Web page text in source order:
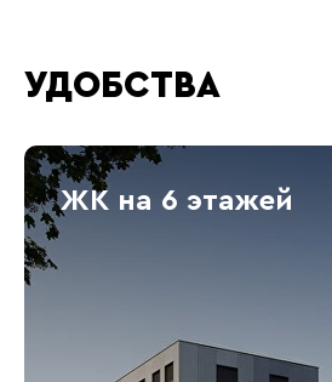
УДОБСТВА
ЖК на 6 этажей